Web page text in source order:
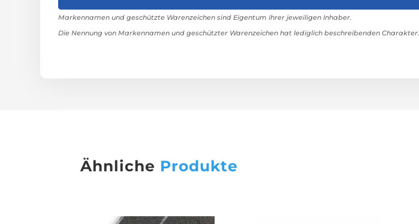
Markennamen und geschützte Warenzeichen sind Eigentum ihrer jeweiligen Inhaber.
Die Nennung von Markennamen und geschützter Warenzeichen hat lediglich beschreibenden Charakter.
Ähnliche Produkte